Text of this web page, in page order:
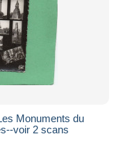
Monuments du
voir 2 scans